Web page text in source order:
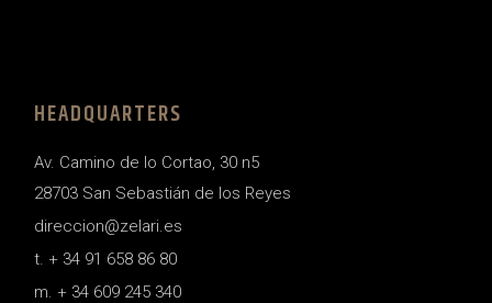
HEADQUARTERS
Av. Camino de lo Cortao, 30 n5
28703 San Sebastián de los Reyes
direccion@zelari.es
t. + 34 91 658 86 80
m. + 34 609 245 340